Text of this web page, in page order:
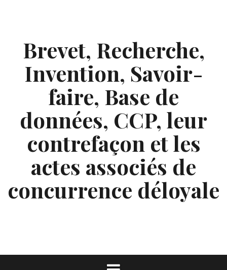
Brevet, Recherche,
Invention, Savoir-
faire, Base de
données, CCP, leur
contrefaçon et les
actes associés de
concurrence déloyale